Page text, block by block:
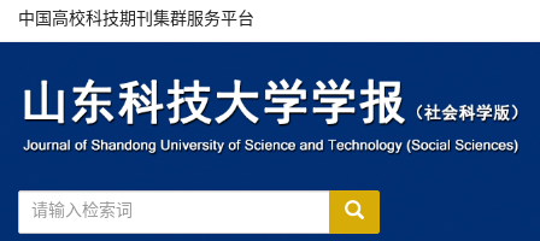
中国高校科技期刊集群服务平台